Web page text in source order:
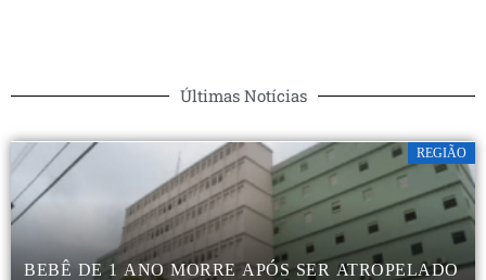
Últimas Notícias
REGIÃO
BEBÊ DE 1 ANO MORRE APÓS SER ATROPELADO